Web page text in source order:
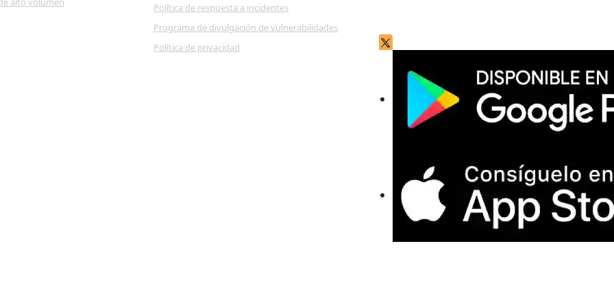
Política de respuesta a incidentes
Programa de divulgación de vulnerabilidades
Política de privacidad